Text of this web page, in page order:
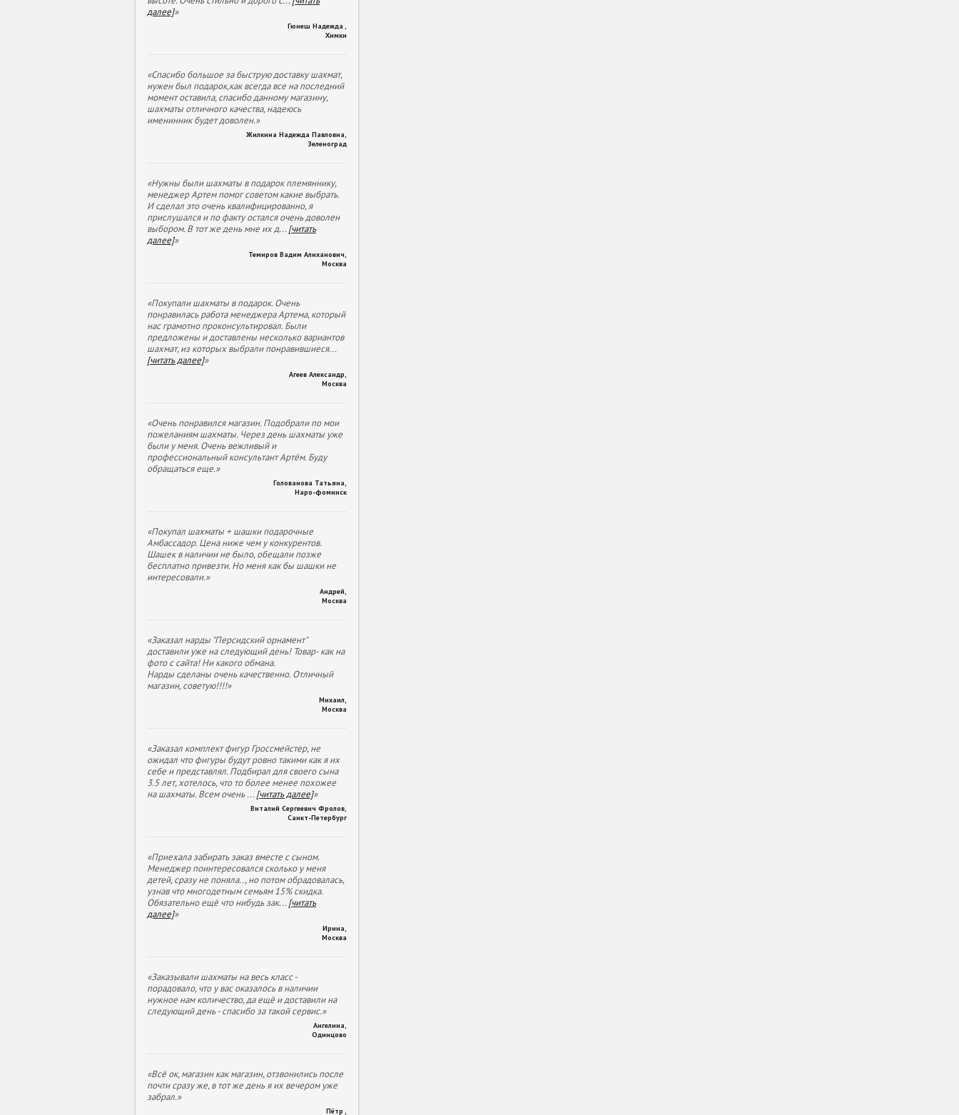
далее]»
Гюнеш Надежда
Химки
«Спасибо большое за быструю доставку шахмат,
нужен был подарок,как всегда все на последний
момент оставила, спасибо данному магазину,
шахматы отличного качества, надеюсь
именинник будет доволен.»
Жилкина Надежда Павловна
Зеленоград
«Нужны были шахматы в подарок племяннику,
менеджер Артем помог советом какие выбрать.
И сделал это очень квалифицированно, я
прислушался и по факту остался очень доволен
выбором. В тот же день мне их д...[читать
далее]»
Темиров Вадим Алиханович
Москва
«Покупали шахматы в подарок. Очень
понравилась работа менеджера Артема, который
нас грамотно проконсультировал. Были
предложены и доставлены несколько вариантов
шахмат, из которых выбрали понравившиеся...
[читать далее]»
Агеев Александр
Москва
«Очень понравился магазин. Подобрали по мои
пожеланиям шахматы. Через день шахматы уже
были у меня. Очень вежливый и
профессиональный консультант Артём. Буду
обращаться еще.»
Голованова Татьяна
Наро-фоминск
«Покупал шахматы + шашки подарочные
Амбассадор. Цена ниже чем у конкурентов.
Шашек в наличии не было, обещали позже
бесплатно привезти. Но меня как бы шашки не
интересовали.»
Андрей
Москва
«Заказал нарды "Персидский орнамент"
доставили уже на следующий день! Товар- как на
фото с сайта! Ни какого обмана.
Нарды сделаны очень качественно. Отличный
магазин, советую!!!!»
Михаил
Москва
«Заказал комплект фигур Гроссмейстер, не
ожидал что фигуры будут ровно такими как я их
себе и представлял. Подбирал для своего сына
3.5 лет, хотелось, что то более менее похожее
на шахматы. Всем очень...[читать далее]»
Виталий Сергеевич Фролов
Санкт-Петербург
«Приехала забирать заказ вместе с сыном.
Менеджер поинтересовался сколько у меня
детей, сразу не поняла.., но потом обрадовалась,
узнав что многодетным семьям 15% скидка.
Обязательно ещё что нибудь зак...[читать
далее]»
Ирина
Москва
«Заказывали шахматы на весь класс -
порадовало, что у вас оказалось в наличии
нужное нам количество, да ещё и доставили на
следующий день - спасибо за такой сервис.»
Ангелина
Одинцово
«Всё ок, магазин как магазин, отзвонились после
почти сразу же, в тот же день я их вечером уже
забрал.»
Пётр